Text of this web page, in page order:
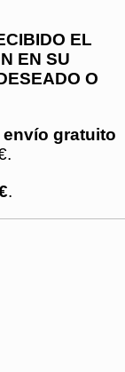
EL
EN SU
O
envío gratuito
.